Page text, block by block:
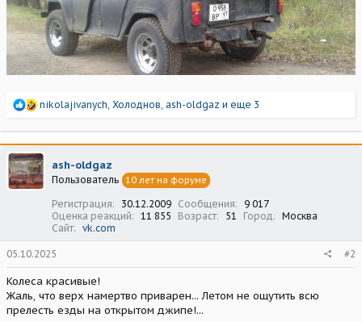
Р
а
к
ц
и
и
nikolajivanych, Холоднов, ash-oldgaz и еще 3
ash-oldgaz
Пользователь 10 лет на форуме
Регистрация 30.12.2009 Сообщения
9 017
Оценка реакций
11 855 Возраст 51 Город
Москва
Сайт
vk.com
05.10.2025 #2
Колеса красивые!
Жаль, что верх намертво приварен... Летом не ощутить всю
прелесть езды на открытом джипе!...